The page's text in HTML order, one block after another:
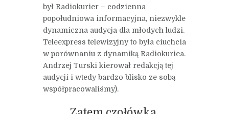
był Radiokurier – codzienna
popołudniowa informacyjna, niezwykle
dynamiczna audycja dla młodych ludzi.
Teleexpress telewizyjny to była ciuchcia
w porównaniu z dynamiką Radiokuriea.
Andrzej Turski kierował redakcją tej
audycji i wtedy bardzo blisko ze sobą
współpracowaliśmy).